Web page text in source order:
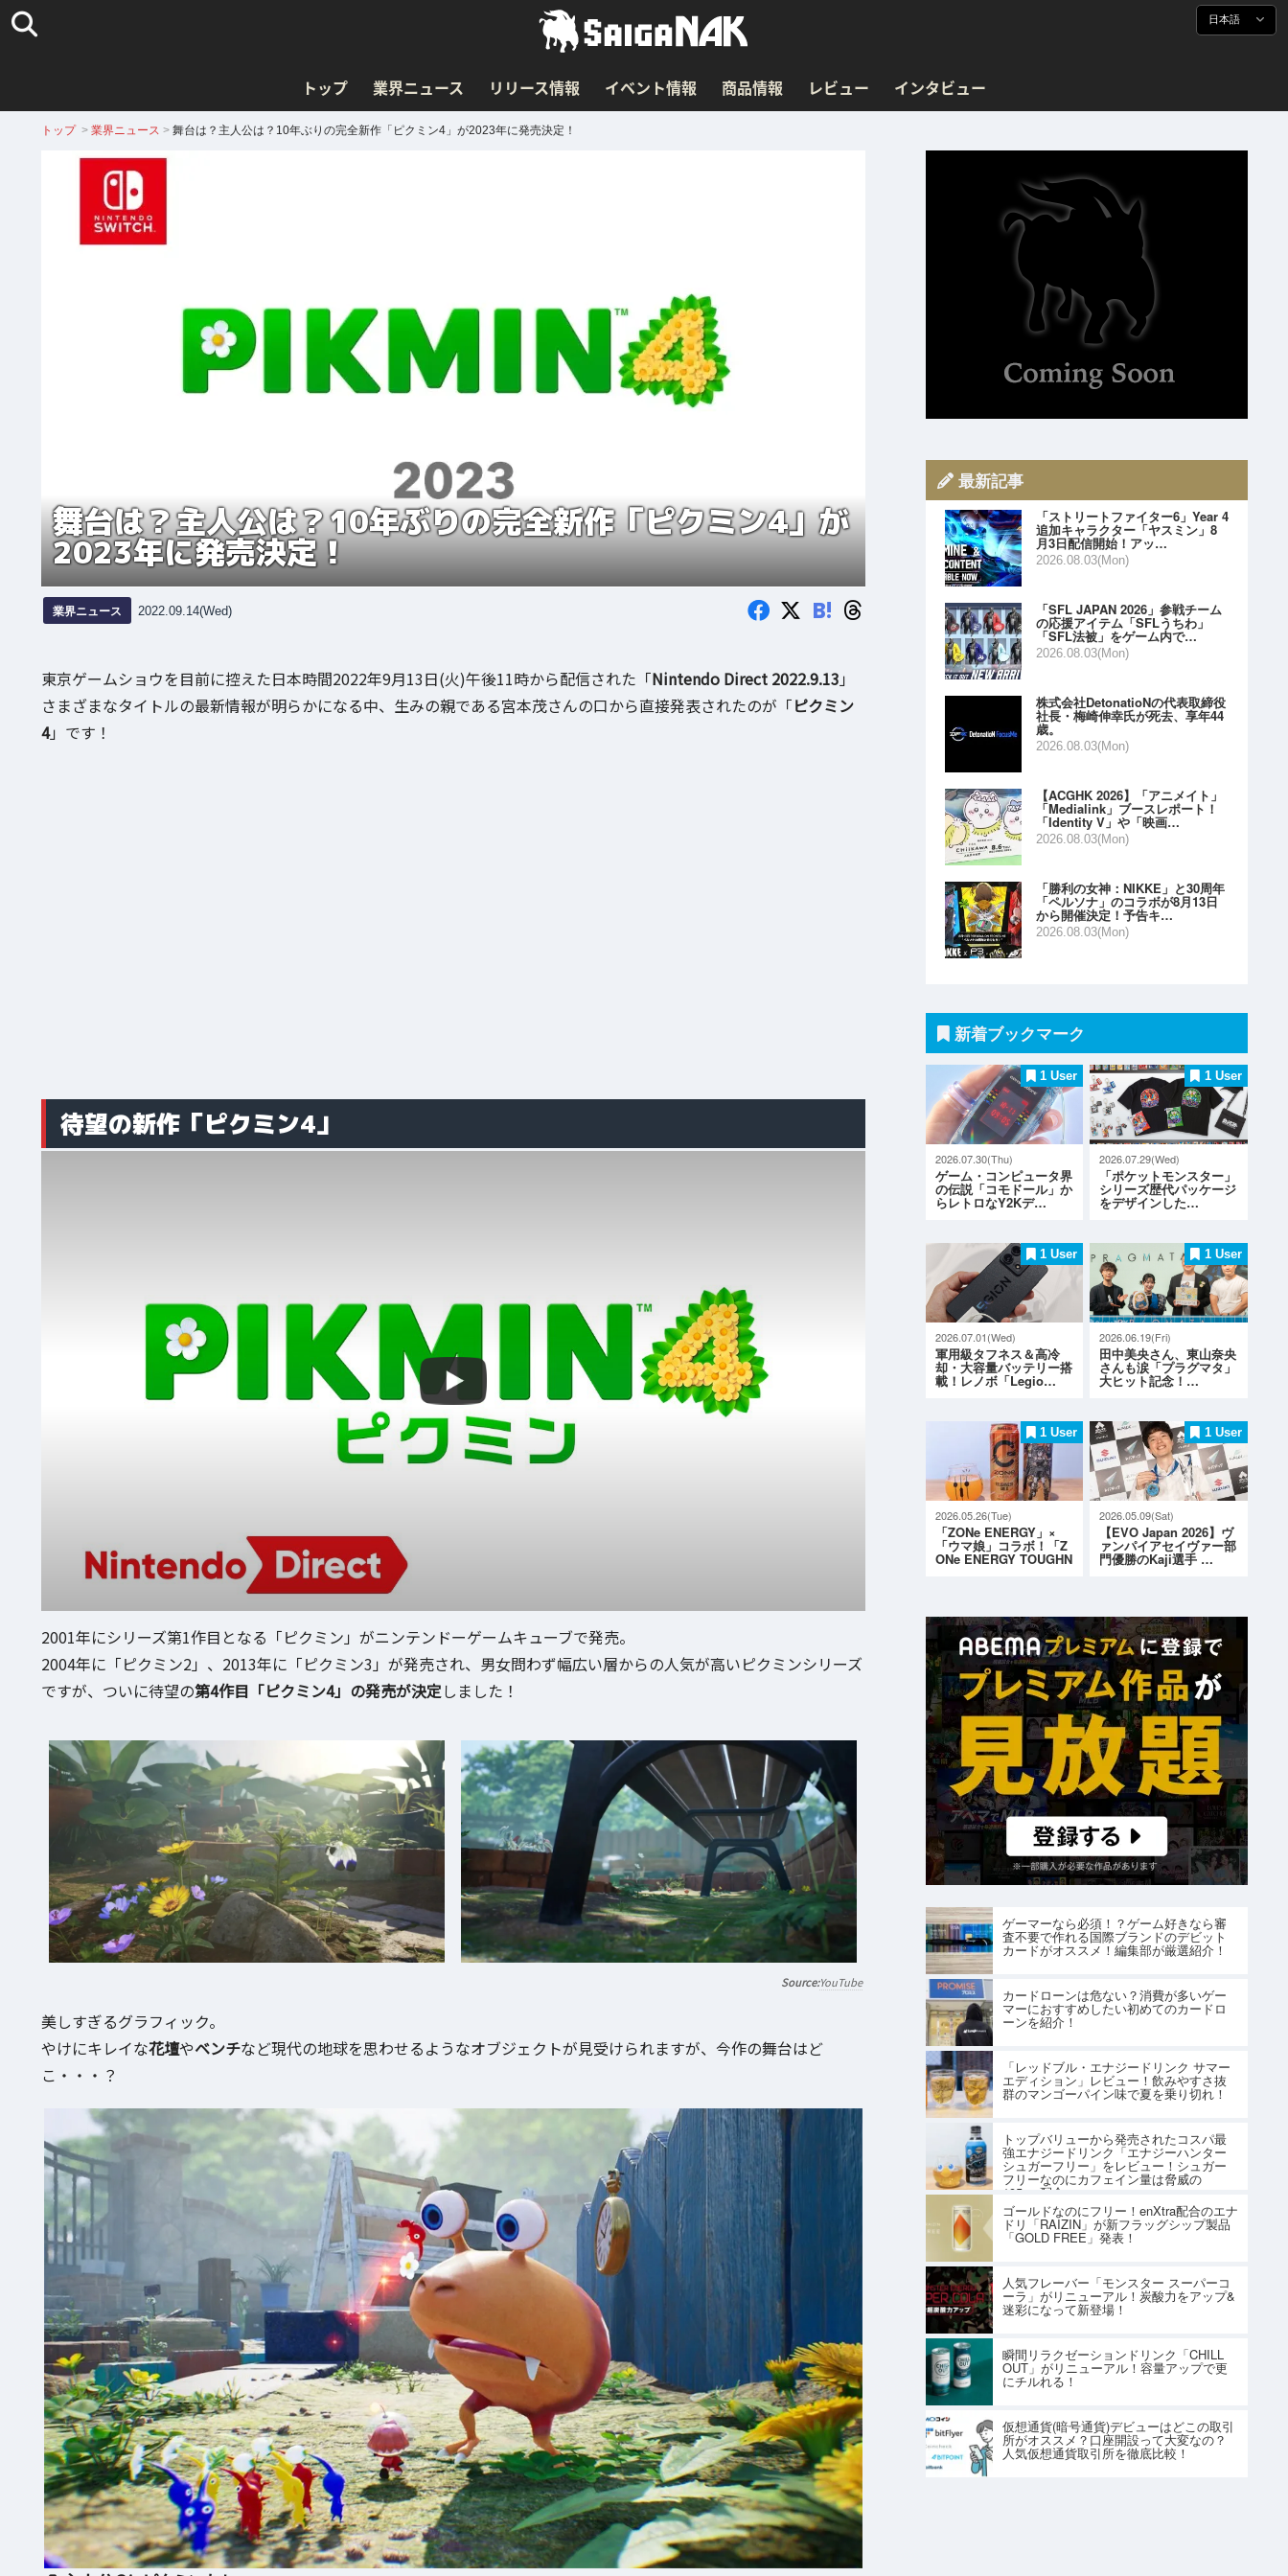
日本語
トップ 業界ニュース リリース情報 イベント情報 商品情報 レビュー インタビュー
トップ > 業界ニュース > 舞台は？主人公は？10年ぶりの完全新作「ピクミン4」が2023年に発売決定！
舞台は？主人公は？10年ぶりの完全新作「ピクミン4」が
2023年に発売決定！
業界ニュース 2022.09.14(Wed) B!
東京ゲームショウを目前に控えた日本時間2022年9月13日(火)午後11時から配信された「Nintendo Direct 2022.9.13 」
さまざまなタイトルの最新情報が明らかになる中、生みの親である宮本茂さんの口から直接発表されたのが「ピクミン
4」です！
待望の新作「ピクミン4」
2001年にシリーズ第1作目となる「ピクミン」がニンテンドーゲームキューブで発売。
2004年に「ピクミン2」、2013年に「ピクミン3」が発売され、男女問わず幅広い層からの人気が高いピクミンシリーズ
ですが、ついに待望の第4作目「ピクミン4」の発売が決定しました！
YouTube
美しすぎるグラフィック。
やけにキレイな花壇やベンチなど現代の地球を思わせるようなオブジェクトが見受けられますが、今作の舞台はど
こ・・・？
最新記事
「ストリートファイター6」Year 4
追加キャラクター「ヤスミン」8
月3日配信開始！アッ…
2026.08.03(Mon)
「SFL JAPAN 2026」参戦チーム
の応援アイテム「SFLうちわ」
「SFL法被」をゲーム内で…
2026.08.03(Mon)
株式会社DetonatioNの代表取締役
社長・梅崎伸幸氏が死去、享年44
歳。
2026.08.03(Mon)
【ACGHK 2026】「アニメイト」
「Medialink」ブースレポート！
「Identity V」や「映画…
2026.08.03(Mon)
「勝利の女神：NIKKE」と30周年
「ペルソナ」のコラボが8月13日
から開催決定！予告キ…
2026.08.03(Mon)
新着ブックマーク
1 User
2026.07.30(Thu)
ゲーム・コンピュータ界
の伝説「コモドール」か
らレトロなY2Kデ…
1 User
2026.07.29(Wed)
「ポケットモンスター」
シリーズ歴代パッケージ
をデザインした…
1 User
2026.07.01(Wed)
軍用級タフネス＆高冷
却・大容量バッテリー搭
載！レノボ「Legio…
1 User
2026.06.19(Fri)
田中美央さん、東山奈央
さんも涙「プラグマタ」
大ヒット記念！…
1 User
2026.05.26(Tue)
「ZONe ENERGY」×
「ウマ娘」コラボ！「Z
ONe ENERGY TOUGHN
1 User
2026.05.09(Sat)
【EVO Japan 2026】ヴ
ァンパイアセイヴァー部
門優勝のKaji選手 …
ゲーマーなら必須！？ゲーム好きなら審
査不要で作れる国際ブランドのデビット
カードがオススメ！編集部が厳選紹介！
カードローンは危ない？消費が多いゲー
マーにおすすめしたい初めてのカードロ
ーンを紹介！
「レッドブル・エナジードリンク サマー
エディション」レビュー！飲みやすさ抜
群のマンゴーパイン味で夏を乗り切れ！
トップバリューから発売されたコスパ最
強エナジードリンク「エナジーハンター
シュガーフリー」をレビュー！シュガー
フリーなのにカフェイン量は脅威の
195mg配合
ゴールドなのにフリー！enXtra配合のエナ
ドリ「RAIZIN」が新フラッグシップ製品
「GOLD FREE」発表！
人気フレーバー「モンスター スーパーコ
ーラ」がリニューアル！炭酸力をアップ&
迷彩になって新登場！
瞬間リラクゼーションドリンク「CHILL
OUT」がリニューアル！容量アップで更
にチルれる！
仮想通貨(暗号通貨)デビューはどこの取引
所がオススメ？口座開設って大変なの？
人気仮想通貨取引所を徹底比較！